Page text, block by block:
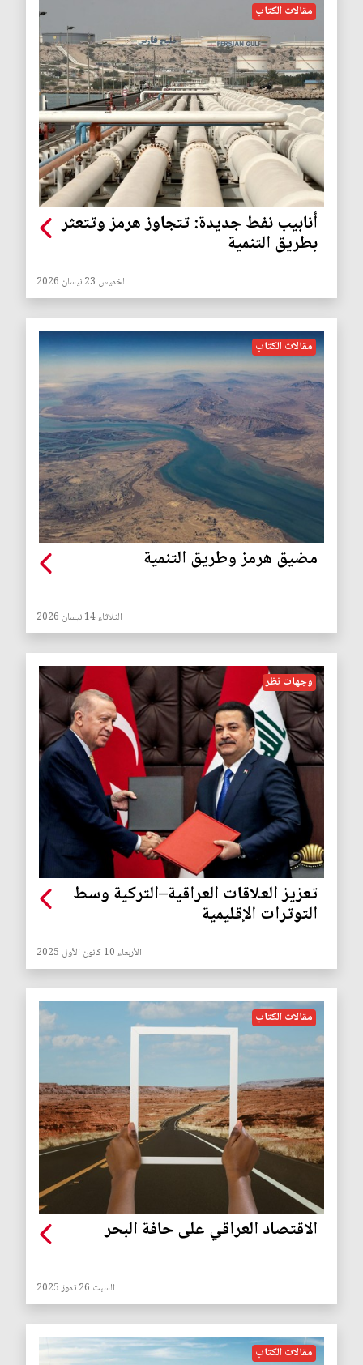
مقالات الكتاب
أنابيب نفط جديدة: تتجاوز هرمز وتتعثر
بطريق التنمية
الخميس 23 نيسان 2026
مقالات الكتاب
مضيق هرمز وطريق التنمية
الثلاثاء 14 نيسان 2026
وجهات نظر
تعزيز العلاقات العراقية–التركية وسط
التوترات الإقليمية
الأربعاء 10 كانون الأول 2025
مقالات الكتاب
‏الاقتصاد العراقي على حافة البحر
السبت 26 تموز 2025
مقالات الكتاب